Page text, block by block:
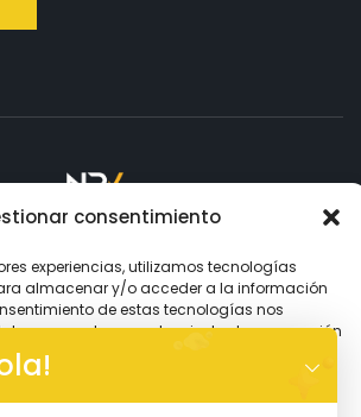
consentimiento
experiencias, utilizamos tecnologías
almacenar y/o acceder a la información
de estas tecnologías nos
como el comportamiento de navegación
en este sitio. No consentir o retirar el
afectar negativamente a ciertas
Aceptamos
A